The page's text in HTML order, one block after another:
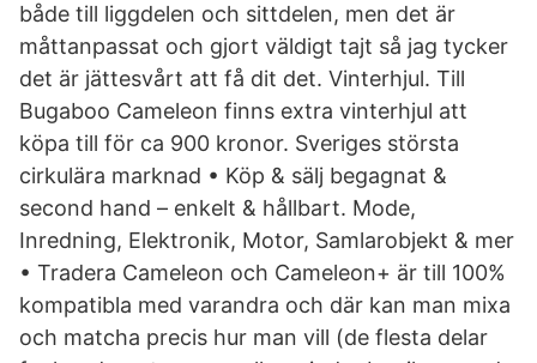
både till liggdelen och sittdelen, men det är
måttanpassat och gjort väldigt tajt så jag tycker
det är jättesvårt att få dit det. Vinterhjul. Till
Bugaboo Cameleon finns extra vinterhjul att
köpa till för ca 900 kronor. Sveriges största
cirkulära marknad • Köp & sälj begagnat &
second hand – enkelt & hållbart. Mode,
Inredning, Elektronik, Motor, Samlarobjekt & mer
• Tradera Cameleon och Cameleon+ är till 100%
kompatibla med varandra och där kan man mixa
och matcha precis hur man vill (de flesta delar